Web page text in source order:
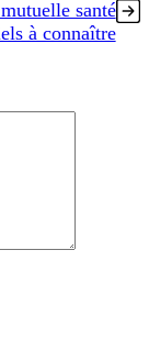
santé
à connaître